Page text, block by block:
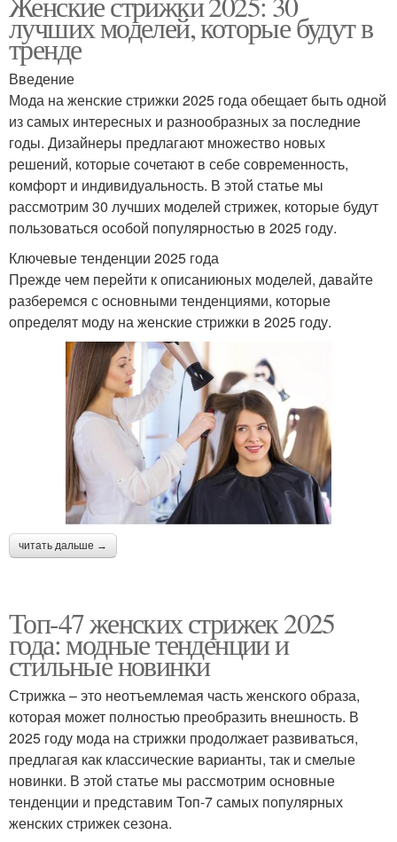
лучших моделей, которые будут в
тренде
Введение
Мода на женские стрижки 2025 года обещает быть одной
из самых интересных и разнообразных за последние
годы. Дизайнеры предлагают множество новых
решений, которые сочетают в себе современность,
комфорт и индивидуальность. В этой статье мы
рассмотрим 30 лучших моделей стрижек, которые будут
пользоваться особой популярностью в 2025 году.
Ключевые тенденции 2025 года
Прежде чем перейти к описаниюных моделей, давайте
разберемся с основными тенденциями, которые
определят моду на женские стрижки в 2025 году.
читать дальше →
Топ-47 женских стрижек 2025
года: модные тенденции и
стильные новинки
Стрижка – это неотъемлемая часть женского образа,
которая может полностью преобразить внешность. В
2025 году мода на стрижки продолжает развиваться,
предлагая как классические варианты, так и смелые
новинки. В этой статье мы рассмотрим основные
тенденции и представим Топ-7 самых популярных
женских стрижек сезона.